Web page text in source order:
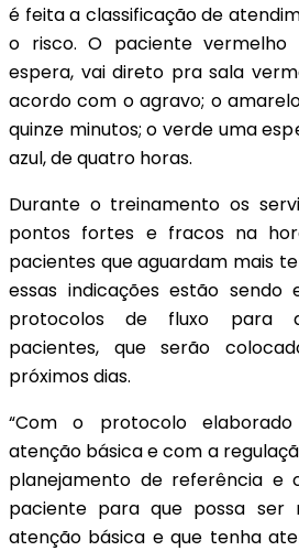
é feita a classificação de
o risco. O paciente
espera, vai direto pra sala
acordo com o agravo; o
quinze minutos; o verde uma
azul, de quatro horas.
Durante o treinamento os
pontos fortes e fracos na
pacientes que aguardam mais
essas indicações estão sendo
protocolos de fluxo para
pacientes, que serão
próximos dias.
“Com o protocolo
atenção básica e com a
planejamento de referência e
paciente para que possa ser
atenção básica e que tenha